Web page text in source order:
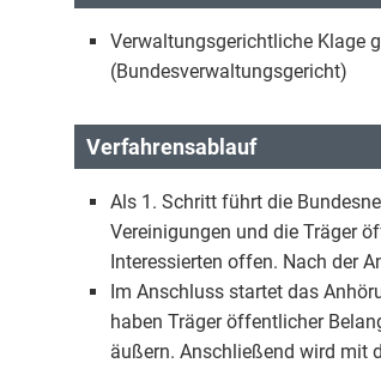
Verwaltungsgerichtliche Klage
(Bundesverwaltungsgericht)
Verfahrensablauf
Als 1. Schritt führt die
Vereinigungen und die Träger
Interessierten offen. Nach der
Im Anschluss startet das
haben Träger öffentlicher
äußern. Anschließend wird mit